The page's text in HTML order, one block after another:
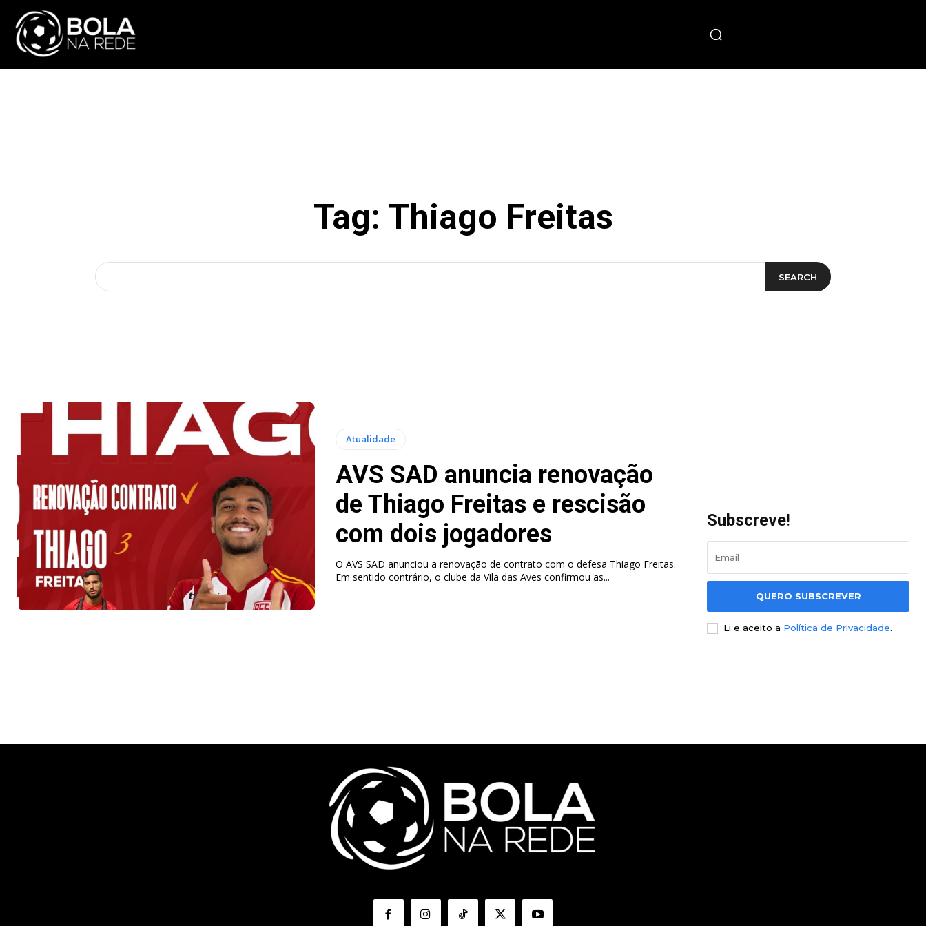
Tag: Thiago Freitas
SEARCH
Atualidade
AVS SAD anuncia renovação
de Thiago Freitas e rescisão
com dois jogadores
O AVS SAD anunciou a renovação de contrato com o defesa Thiago Freitas.
Em sentido contrário, o clube da Vila das Aves confirmou as...
Subscreve!
QUERO SUBSCREVER
Li e aceito a Política de Privacidade.